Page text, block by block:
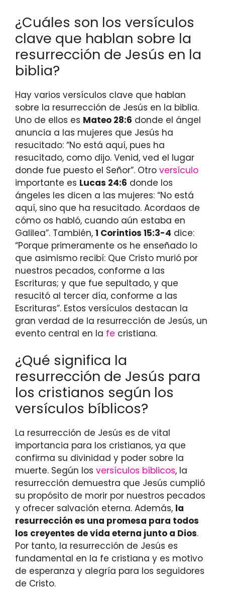
¿Cuáles son los versículos
clave que hablan sobre la
resurrección de Jesús en la
biblia?
Hay varios versículos clave que hablan
sobre la resurrección de Jesús en la biblia.
Uno de ellos es Mateo 28:6 donde el ángel
anuncia a las mujeres que Jesús ha
resucitado: “No está aquí, pues ha
resucitado, como dijo. Venid, ved el lugar
donde fue puesto el Señor”. Otro versículo
importante es Lucas 24:6 donde los
ángeles les dicen a las mujeres: “No está
aquí, sino que ha resucitado. Acordaos de
cómo os habló, cuando aún estaba en
Galilea”. También, 1 Corintios 15:3-4 dice:
“Porque primeramente os he enseñado lo
que asimismo recibí: Que Cristo murió por
nuestros pecados, conforme a las
Escrituras; y que fue sepultado, y que
resucitó al tercer día, conforme a las
Escrituras”. Estos versículos destacan la
gran verdad de la resurrección de Jesús, un
evento central en la fe cristiana.
¿Qué significa la
resurrección de Jesús para
los cristianos según los
versículos bíblicos?
La resurrección de Jesús es de vital
importancia para los cristianos, ya que
confirma su divinidad y poder sobre la
muerte. Según los versículos bíblicos, la
resurrección demuestra que Jesús cumplió
su propósito de morir por nuestros pecados
y ofrecer salvación eterna. Además, la
resurrección es una promesa para todos
los creyentes de vida eterna junto a Dios.
Por tanto, la resurrección de Jesús es
fundamental en la fe cristiana y es motivo
de esperanza y alegría para los seguidores
de Cristo.